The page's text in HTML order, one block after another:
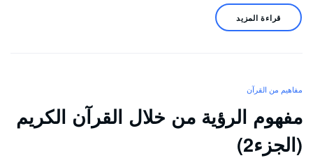
قراءة المزيد
مفاهيم من القرآن
مفهوم الرؤية من خلال القرآن الكريم
(الجزء2)